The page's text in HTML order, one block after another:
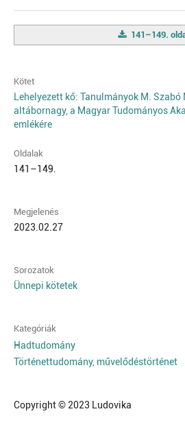
141–149.
Kötet
Lehelyezett kő: Tanulmányok M.
altábornagy, a Magyar Tudományos
emlékére
Oldalak
141–149.
Megjelenés
2023.02.27
Sorozatok
Ünnepi kötetek
Kategóriák
Hadtudomány
Történettudomány, művelődéstörténet
Copyright © 2023 Ludovika